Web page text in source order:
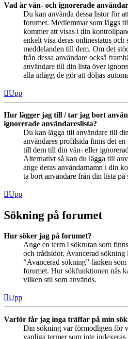
Vad är vän- och ignorerade
Du kan använda dessa listor för
forumet. Medlemmar som läggs
kommer att visas i din
enkelt visa deras onlinestatus och
meddelanden till dem. Om det
från dessa användare också
användare till din lista över
alla inlägg de gör att döljas
Upp
Hur lägger jag till / tar jag bort
ignorerade användareslista?
Du kan lägga till användare till
användares profilsida finns det
till dem till din vän- eller
Alternativt så kan du lägga till
ange deras användarnamn i din
ta bort användare från din lista på
Upp
Sökning på forumet
Hur söker jag på forumet?
Ange en term i sökrutan som
och trådsidor. Avancerad
“Avancerad sökning”-länken
forumet. Hur sökfunktionen nås
vilken stil som används.
Upp
Varför får jag inga träffar på min
Din sökning var förmodligen för
vanliga termer som inte